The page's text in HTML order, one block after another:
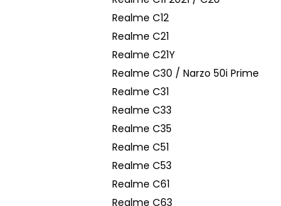
Realme C12
Realme C21
Realme C21Y
Realme C30 / Narzo 50i Prime
Realme C31
Realme C33
Realme C35
Realme C51
Realme C53
Realme C61
Realme C63